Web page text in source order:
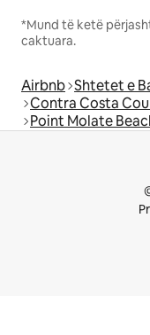
*Mund të ketë
caktuara.
Airbnb Shtetet e
Contra Costa
Point Molate